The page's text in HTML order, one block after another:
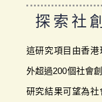
探索社
這研究項目由香
外超過200個社會
研究結果可望為